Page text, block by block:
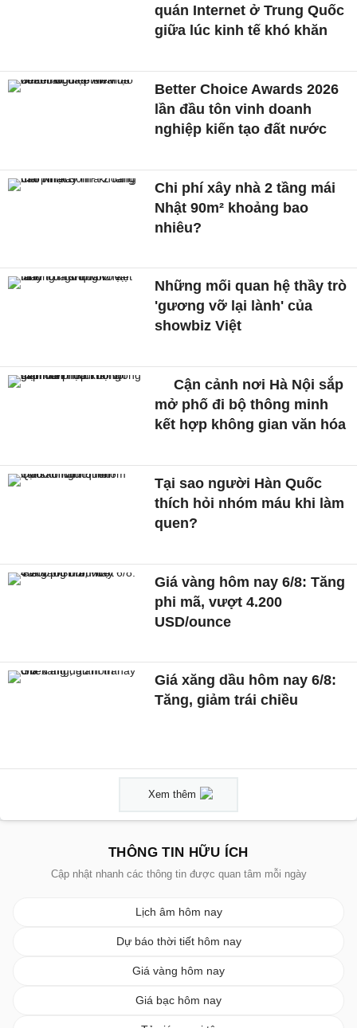
quán Internet ở Trung Quốc
giữa lúc kinh tế khó khăn
Better Choice Awards 2026
lần đầu tôn vinh doanh
nghiệp kiến tạo đất nước
Chi phí xây nhà 2 tầng mái
Nhật 90m² khoảng bao
nhiêu?
Những mối quan hệ thầy trò
'gương vỡ lại lành' của
showbiz Việt
Cận cảnh nơi Hà Nội sắp
mở phố đi bộ thông minh
kết hợp không gian văn hóa
Tại sao người Hàn Quốc
thích hỏi nhóm máu khi làm
quen?
Giá vàng hôm nay 6/8: Tăng
phi mã, vượt 4.200
USD/ounce
Giá xăng dầu hôm nay 6/8:
Tăng, giảm trái chiều
Xem thêm
THÔNG TIN HỮU ÍCH
Cập nhật nhanh các thông tin được quan tâm mỗi ngày
Lịch âm hôm nay
Dự báo thời tiết hôm nay
Giá vàng hôm nay
Giá bạc hôm nay